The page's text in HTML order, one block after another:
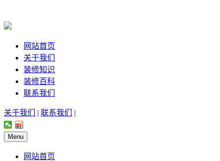
网站首页
关于我们
装修知识
装修百科
联系我们
关于我们 | 联系我们 |
Menu
网站首页